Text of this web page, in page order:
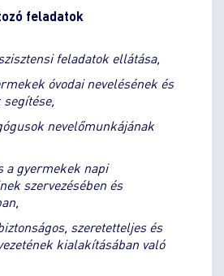
feladatok
feladatok ellátása,
óvodai nevelésének és
segítése,
nevelőmunkájának
a gyermekek napi
szervezésében és
szeretetteljes és
kialakításában való